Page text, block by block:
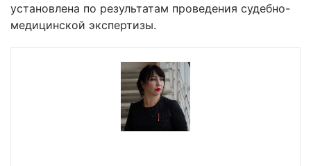
установлена по результатам проведения судебно-
медицинской экспертизы.